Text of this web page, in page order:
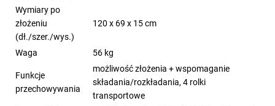
Wymiary po
złożeniu
(dł./szer./wys.)
120 x 69 x 15 cm
Waga 56 kg
Funkcje
przechowywania
możliwość złożenia + wspomaganie
składania/rozkładania, 4 rolki
transportowe